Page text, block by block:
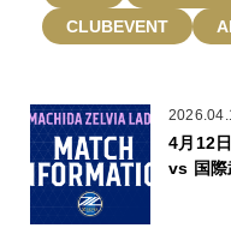
CLUBEVENT
4月12
vs 国際